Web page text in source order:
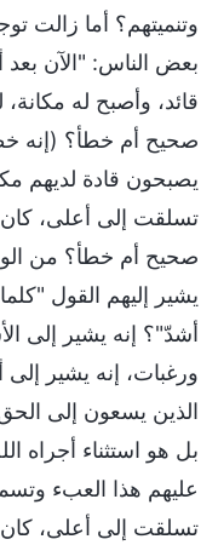
وتنميتهم؟ أما زالت
بعض الناس: "الآن
قائد، وأصبح له
صحيح أم خطأ؟ (إنه
يصبحون قادة لديهم
تسلقت إلى أعلى،
صحيح أم خطأ؟ من
يشير إليهم القول
أشدّ"؟ إنه يشير إلى
ورغبات، إنه يشير
الذين يسعون إلى
بل هو استثناء أجراه
عليهم هذا العبء
تسلقت إلى أعلى،